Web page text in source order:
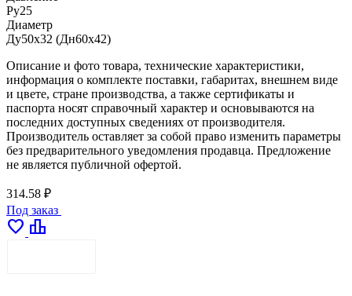
Ру25
Диаметр
Ду50х32 (Дн60х42)
Описание и фото товара, технические характеристики,
информация о комплекте поставки, габаритах, внешнем виде
и цвете, стране производства, а также сертификаты и
паспорта носят справочный характер и основываются на
последних доступных сведениях от производителя.
Производитель оставляет за собой право изменить параметры
без предварительного уведомления продавца. Предложение
не является публичной офертой.
314.58 ₽
Под заказ
favorite leaderboard